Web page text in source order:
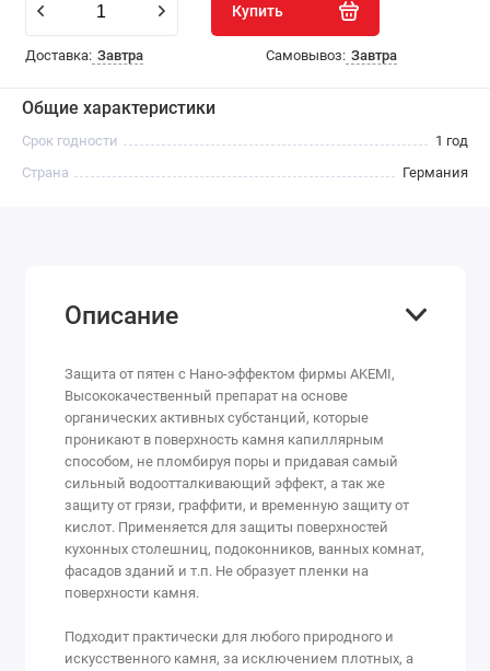
Купить
Доставка: Завтра Самовывоз: Завтра
Общие характеристики
Срок годности
1 год
Страна
Германия
Описание
Защита от пятен с Нано-эффектом фирмы AKEMI,
Высококачественный препарат на основе
органических активных субстанций, которые
проникают в поверхность камня капиллярным
способом, не пломбируя поры и придавая самый
сильный водоотталкивающий эффект, а так же
защиту от грязи, граффити, и временную защиту от
кислот. Применяется для защиты поверхностей
кухонных столешниц, подоконников, ванных комнат,
фасадов зданий и т.п. Не образует пленки на
поверхности камня.
Подходит практически для любого природного и
искусственного камня, за исключением плотных, а